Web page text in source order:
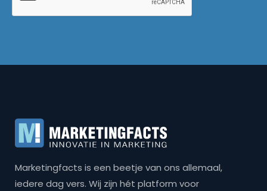
Marketingfacts is een beetje van ons allemaal,
iedere dag vers. Wij zijn hét platform voor